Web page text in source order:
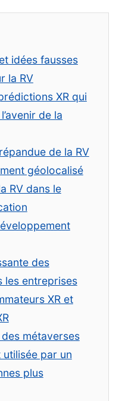
c’est
prédictions
et
2023
d’être
idées fausses
la RV
XR qui
de la
de la RV
géolocalisé
RV dans le
des
les entreprises
XR et
métaverses
par un
plus